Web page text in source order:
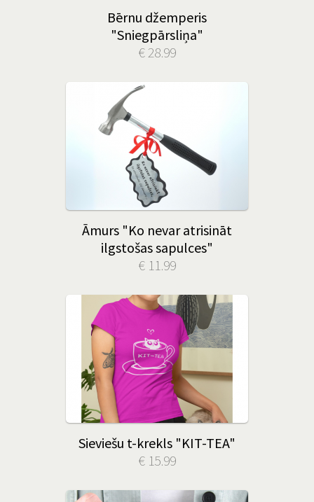
Bērnu džemperis
"Sniegpārsliņa"
€ 28.99
Āmurs "Ko nevar atrisināt
ilgstošas sapulces"
€ 11.99
Sieviešu t-krekls "KIT-TEA"
€ 15.99